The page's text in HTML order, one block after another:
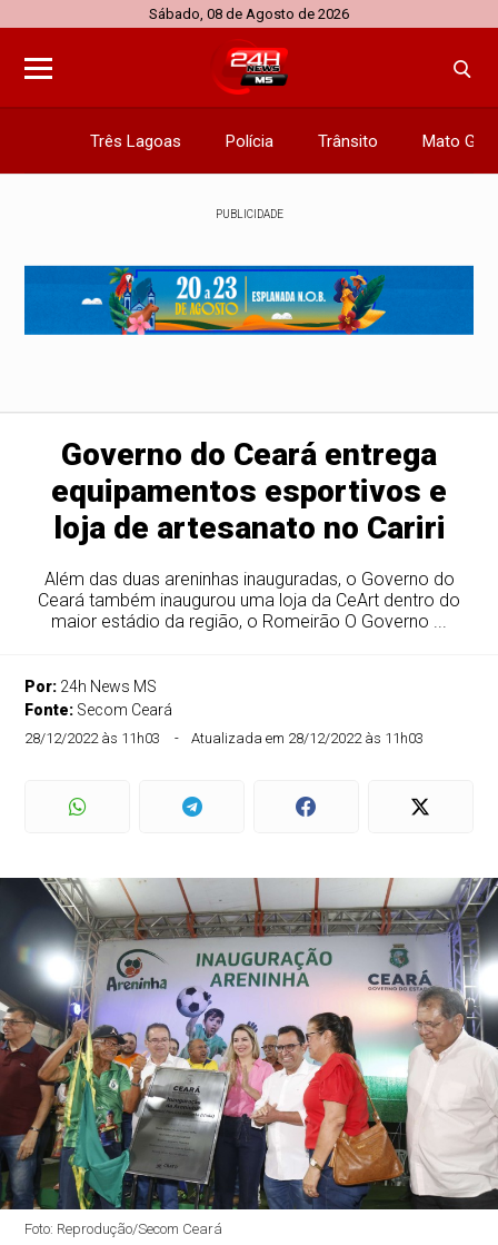
Sábado, 08 de Agosto de 2026
Três Lagoas Polícia Trânsito Mato
PUBLICIDADE
Governo do Ceará entrega
equipamentos esportivos e
loja de artesanato no Cariri
Além das duas areninhas inauguradas, o Governo do
Ceará também inaugurou uma loja da CeArt dentro do
maior estádio da região, o Romeirão O Governo ...
Por: 24h News MS
Fonte: Secom Ceará
28/12/2022 às 11h03 Atualizada em 28/12/2022 às 11h03
Foto: Reprodução/Secom Ceará